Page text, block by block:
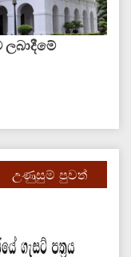
ලබාදීමේ
උණුසුම් පුවත්